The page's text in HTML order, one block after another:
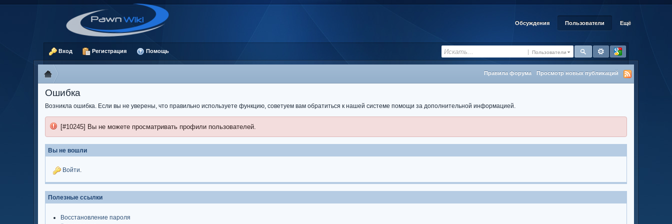
Обсуждения Пользователи Ещё
Пользователи
Вход Регистрация Помощь
Правила форума Просмотр новых публикаций
Ошибка
Возникла ошибка. Если вы не уверены, что правильно используете функцию, советуем вам обратиться к нашей системе помощи за дополнительной информацией.
[#10245] Вы не можете просматривать профили пользователей.
Вы не вошли
Войти.
Полезные ссылки
Восстановление пароля